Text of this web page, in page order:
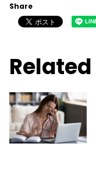
Share
Related